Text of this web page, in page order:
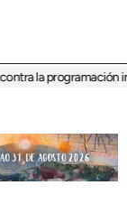
la programación